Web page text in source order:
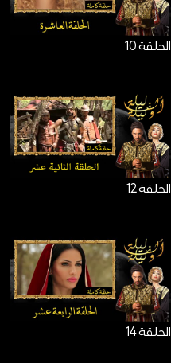
الحلقة 10
الحلقة 12
الحلقة 14